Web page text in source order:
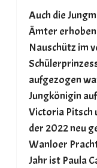
Auch die
Ämter
Nauschütz im
aufgezogen
Jungkönigin
Victoria Pitsch
der 2022 neu
Wanloer
Jahr ist Paula